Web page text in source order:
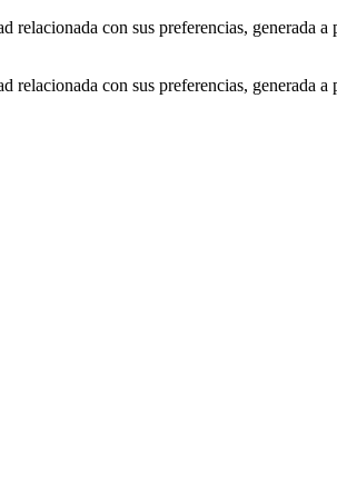
con sus preferencias, generada a
con sus preferencias, generada a